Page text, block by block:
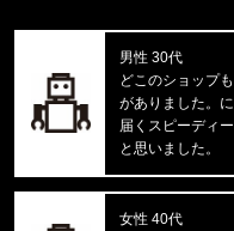
福岡県のお客様
CALVIN KLEIN/カ
38MM RUBBER
福岡県のお客様
CARHARTT/カーハ
M IRVINE
男性 30代
どこのショップ
がありました。
届くスピーディ
と思いました。
女性 40代